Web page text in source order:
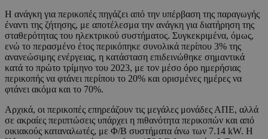
Η ανάγκη για περικοπές πηγάζει από την υπέρβαση της παραγωγής
έναντι της ζήτησης, με αποτέλεσμα την ανάγκη για διατήρηση της
σταθερότητας του ηλεκτρικού συστήματος. Συγκεκριμένα, όμως,
ενώ το περασμένο έτος περικόπηκε συνολικά περίπου 3% της
ανανεώσιμης ενέργειας, η κατάσταση επιδεινώθηκε σημαντικά
κατά το πρώτο τρίμηνο του 2023, με τον μέσο όρο ημερήσιας
περικοπής να φτάνει περίπου το 20% και ορισμένες ημέρες να
φτάνει ακόμα και το 70%.
Αρχικά, οι περικοπές επηρεάζουν τις μεγάλες μονάδες ΑΠΕ, αλλά
σε ακραίες περιπτώσεις υπάρχει η πιθανότητα περικοπών και από
οικιακούς καταναλωτές, με Φ/Β συστήματα άνω των 7.14 kW. Η